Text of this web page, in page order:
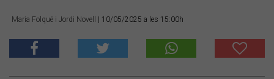
Maria Folqué i Jordi Novell | 10/05/2025 a les 15:00h